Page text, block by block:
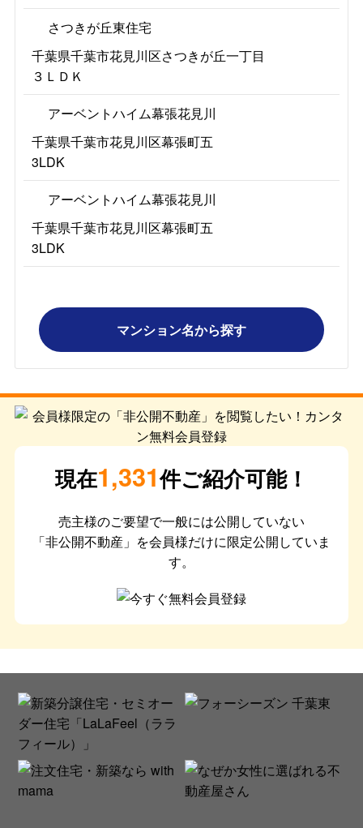
さつきが丘東住宅
千葉県千葉市花見川区さつきが丘一丁目
３ＬＤＫ
アーベントハイム幕張花見川
千葉県千葉市花見川区幕張町五
3LDK
アーベントハイム幕張花見川
千葉県千葉市花見川区幕張町五
3LDK
マンション名から探す
現在1,331件ご紹介可能！
売主様のご要望で一般には公開していない
「非公開不動産」を会員様だけに限定公開していま
す。